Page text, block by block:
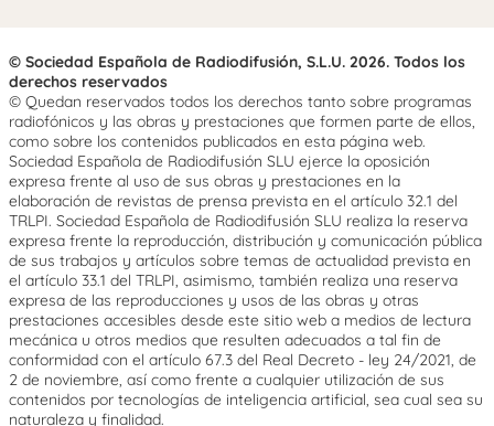
© Sociedad Española de Radiodifusión, S.L.U. 2026. Todos los
derechos reservados
© Quedan reservados todos los derechos tanto sobre programas
radiofónicos y las obras y prestaciones que formen parte de ellos,
como sobre los contenidos publicados en esta página web.
Sociedad Española de Radiodifusión SLU ejerce la oposición
expresa frente al uso de sus obras y prestaciones en la
elaboración de revistas de prensa prevista en el artículo 32.1 del
TRLPI. Sociedad Española de Radiodifusión SLU realiza la reserva
expresa frente la reproducción, distribución y comunicación pública
de sus trabajos y artículos sobre temas de actualidad prevista en
el artículo 33.1 del TRLPI, asimismo, también realiza una reserva
expresa de las reproducciones y usos de las obras y otras
prestaciones accesibles desde este sitio web a medios de lectura
mecánica u otros medios que resulten adecuados a tal fin de
conformidad con el artículo 67.3 del Real Decreto - ley 24/2021, de
2 de noviembre, así como frente a cualquier utilización de sus
contenidos por tecnologías de inteligencia artificial, sea cual sea su
naturaleza y finalidad.